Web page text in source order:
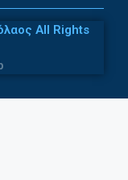
All Rights